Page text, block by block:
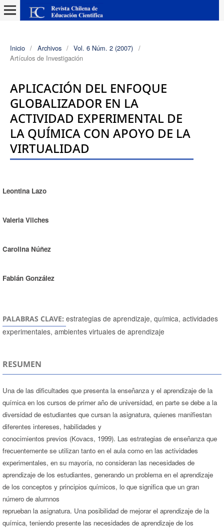
Inicio / Archivos / Vol. 6 Núm. 2 (2007) /
Artículos de Investigación
APLICACIÓN DEL ENFOQUE
GLOBALIZADOR EN LA
ACTIVIDAD EXPERIMENTAL DE
LA QUÍMICA CON APOYO DE LA
VIRTUALIDAD
Autores/as
Leontina Lazo
Valeria Vilches
Carolina Núñez
Fabián González
PALABRAS CLAVE: estrategias de aprendizaje, química, actividades
experimentales, ambientes virtuales de aprendizaje
RESUMEN
Una de las dificultades que presenta la enseñanza y el aprendizaje de la
química en los cursos de primer año de universidad, en parte se debe a la
diversidad de estudiantes que cursan la asignatura, quienes manifiestan
diferentes intereses, habilidades y
conocimientos previos (Kovacs, 1999). Las estrategias de enseñanza que
frecuentemente se utilizan tanto en el aula como en las actividades
experimentales, en su mayoría, no consideran las necesidades de
aprendizaje de los estudiantes, generando un problema en el aprendizaje
de los conceptos y principios químicos, lo que significa que un gran
número de alumnos
reprueban la asignatura. Una posibilidad de mejorar el aprendizaje de la
química, teniendo presente las necesidades de aprendizaje de los